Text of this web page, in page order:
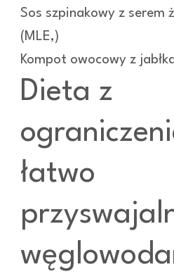
Sos szpinakowy z serem
(MLE,)
Kompot owocowy z
Dieta z
łatwo